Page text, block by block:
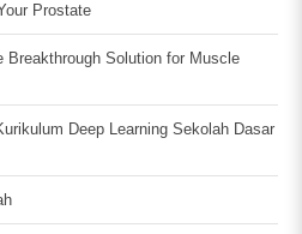
Prostate
Breakthrough Solution for Muscle
Deep Learning Sekolah Dasar